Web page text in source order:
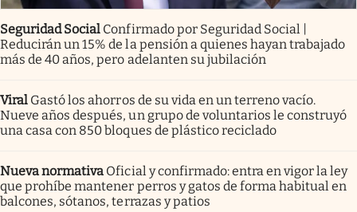
Seguridad Social Confirmado por Seguridad Social |
Reducirán un 15% de la pensión a quienes hayan trabajado
más de 40 años, pero adelanten su jubilación
Viral Gastó los ahorros de su vida en un terreno vacío.
Nueve años después, un grupo de voluntarios le construyó
una casa con 850 bloques de plástico reciclado
Nueva normativa Oficial y confirmado: entra en vigor la ley
que prohíbe mantener perros y gatos de forma habitual en
balcones, sótanos, terrazas y patios